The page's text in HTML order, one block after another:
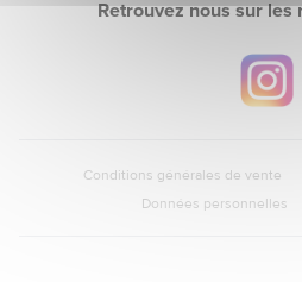
Retrouvez nous sur les
Conditions générales de vente
Données personnelles